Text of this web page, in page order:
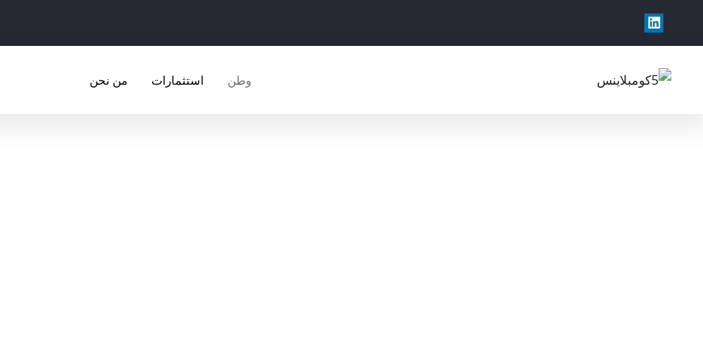
وطن استثمارات من نحن